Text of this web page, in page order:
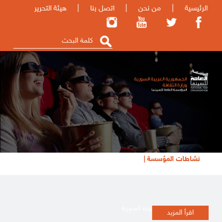
الرئيسية | من نحن | اتصل بنا | هيئة التحرير
نشاطات المؤسسة |
تظاهرة أفلام الثورة السورية
اقرأ المزيد